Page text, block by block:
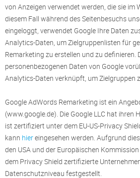
von Anzeigen verwendet werden, die sie im
diesem Fall während des Seitenbesuchs
eingeloggt, verwendet Google Ihre Daten
Analytics-Daten, um Zielgruppenlisten für
Remarketing zu erstellen und zu definieren.
personenbezogenen Daten von Google
Analytics-Daten verknüpft, um Zielgruppen
Google AdWords Remarketing ist ein
(www.google.de). Die Google LLC hat ihren
ist zertifiziert unter dem EU-US-Privacy
kann hiereingesehen werden. Aufgrund
den USA und der Europäischen
dem Privacy Shield zertifizierte
Datenschutzniveau festgestellt.